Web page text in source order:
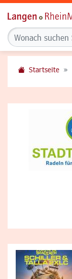
Startseite